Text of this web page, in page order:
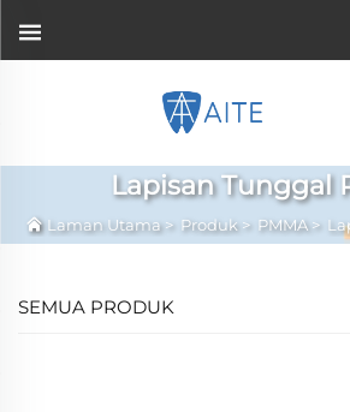
Lapisan Tunggal
Laman Utama> Produk> PMMA>
SEMUA PRODUK